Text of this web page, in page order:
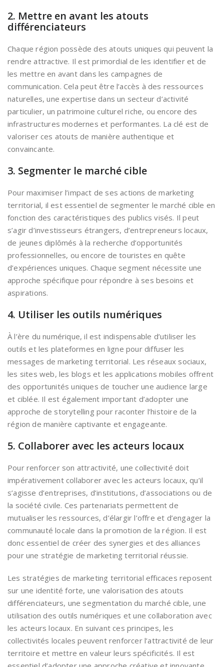
2. Mettre en avant les atouts
différenciateurs
Chaque région possède des atouts uniques qui peuvent la
rendre attractive. Il est primordial de les identifier et de
les mettre en avant dans les campagnes de
communication. Cela peut être l’accès à des ressources
naturelles, une expertise dans un secteur d’activité
particulier, un patrimoine culturel riche, ou encore des
infrastructures modernes et performantes. La clé est de
valoriser ces atouts de manière authentique et
convaincante.
3. Segmenter le marché cible
Pour maximiser l’impact de ses actions de marketing
territorial, il est essentiel de segmenter le marché cible en
fonction des caractéristiques des publics visés. Il peut
s’agir d’investisseurs étrangers, d’entrepreneurs locaux,
de jeunes diplômés à la recherche d’opportunités
professionnelles, ou encore de touristes en quête
d’expériences uniques. Chaque segment nécessite une
approche spécifique pour répondre à ses besoins et
aspirations.
4. Utiliser les outils numériques
À l’ère du numérique, il est indispensable d’utiliser les
outils et les plateformes en ligne pour diffuser les
messages de marketing territorial. Les réseaux sociaux,
les sites web, les blogs et les applications mobiles offrent
des opportunités uniques de toucher une audience large
et ciblée. Il est également important d’adopter une
approche de storytelling pour raconter l’histoire de la
région de manière captivante et engageante.
5. Collaborer avec les acteurs locaux
Pour renforcer son attractivité, une collectivité doit
impérativement collaborer avec les acteurs locaux, qu’il
s’agisse d’entreprises, d’institutions, d’associations ou de
la société civile. Ces partenariats permettent de
mutualiser les ressources, d’élargir l’offre et d’engager la
communauté locale dans la promotion de la région. Il est
donc essentiel de créer des synergies et des alliances
pour une stratégie de marketing territorial réussie.
Les stratégies de marketing territorial efficaces reposent
sur une identité forte, une valorisation des atouts
différenciateurs, une segmentation du marché cible, une
utilisation des outils numériques et une collaboration avec
les acteurs locaux. En suivant ces principes, les
collectivités locales peuvent renforcer l’attractivité de leur
territoire et mettre en valeur leurs spécificités. Il est